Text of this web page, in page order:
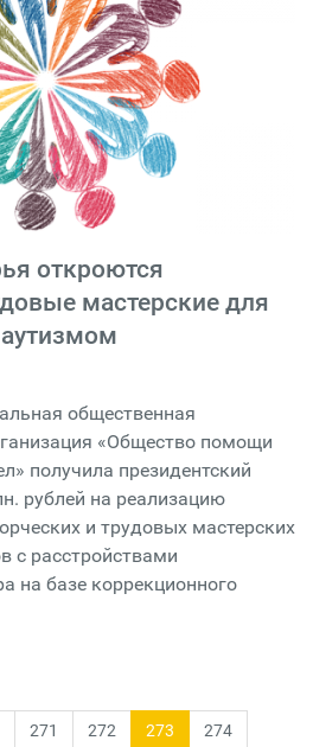
откроются
мастерские для
общественная
«Общество помощи
получила президентский
рублей на реализацию
и трудовых мастерских
с расстройствами
на базе коррекционного
271 272 273 274